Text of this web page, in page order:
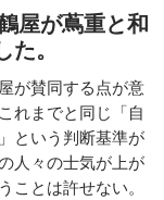
屋が蔦重と和
。
が賛同する点が意
れまでと同じ「自
という判断基準が
人々の士気が上が
ことは許せない。